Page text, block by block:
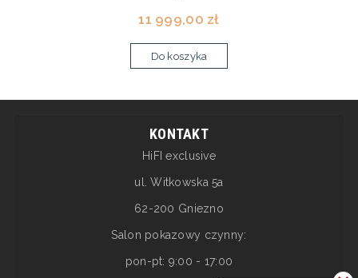
11 999,00 zł
Do koszyka
KONTAKT
HiFI exclusive
ul. Witkowska 5a
62-200 Gniezno
Salon pokazowy czynny:
pon-pt: 9:00 - 17:00